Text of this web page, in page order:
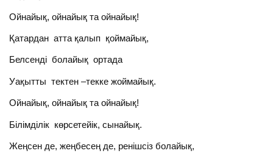
Ойнайық, ойнайық та ойнайық!
Қатардан атта қалып қоймайық,
Белсенді болайық ортада
Уақытты тектен –текке жоймайық.
Ойнайық, ойнайық та ойнайық!
Білімділік көрсетейік, сынайық.
Жеңсен де, жеңбесең де, ренішсіз болайық,